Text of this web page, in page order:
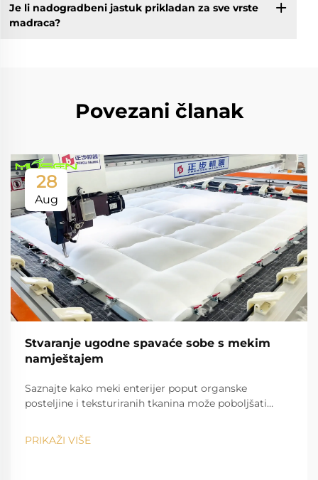
Je li nadogradbeni jastuk prikladan za sve vrste
madraca?
Povezani članak
28
Aug
Stvaranje ugodne spavaće sobe s mekim
namještajem
Saznajte kako meki enterijer poput organske
posteljine i teksturiranih tkanina može poboljšati
stvorite smirujući, ugodan oazis u spavaćoj sobi.
PRIKAŽI VIŠE